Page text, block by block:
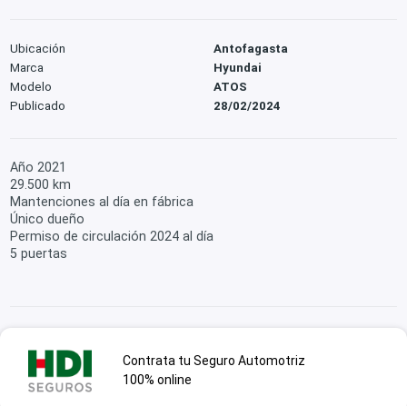
Ubicación
Antofagasta
Marca
Hyundai
Modelo
ATOS
Publicado
28/02/2024
Año 2021
29.500 km
Mantenciones al día en fábrica
Único dueño
Permiso de circulación 2024 al día
5 puertas
Contrata tu Seguro Automotriz
100% online